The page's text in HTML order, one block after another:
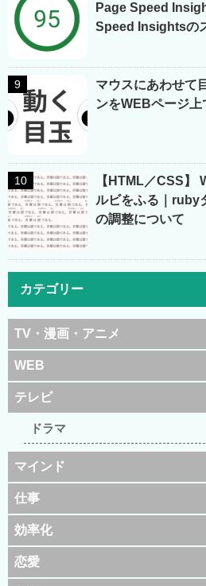
Page Speed
Speed Insightsの
マウスにあわせて
ンをWEBページ
【HTML／CSS】
ルビをふる｜ruby
の調整について
カテゴリー
TV・漫画・アニメ
WEB
テレビ
ドラマ
マインド
仕事
効率化
恋愛